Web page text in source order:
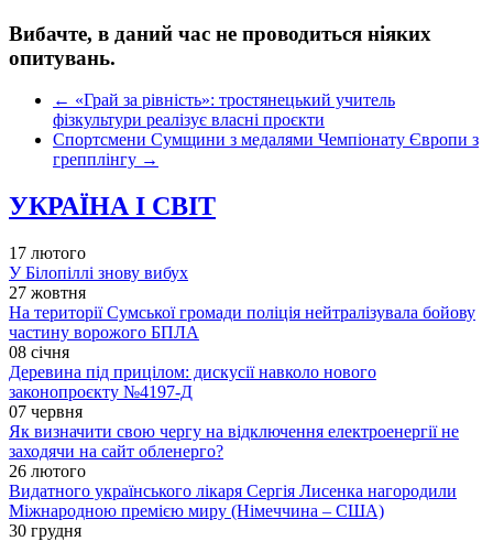
Вибачте, в даний час не проводиться ніяких
опитувань.
← «Грай за рівність»: тростянецький учитель
фізкультури реалізує власні проєкти
Спортсмени Сумщини з медалями Чемпіонату Європи з
грепплінгу →
УКРАЇНА І СВІТ
17 лютого
У Білопіллі знову вибух
27 жовтня
На території Сумської громади поліція нейтралізувала бойову
частину ворожого БПЛА
08 січня
Деревина під прицілом: дискусії навколо нового
законопроєкту №4197-Д
07 червня
Як визначити свою чергу на відключення електроенергії не
заходячи на сайт обленерго?
26 лютого
Видатного українського лікаря Сергія Лисенка нагородили
Міжнародною премією миру (Німеччина – США)
30 грудня